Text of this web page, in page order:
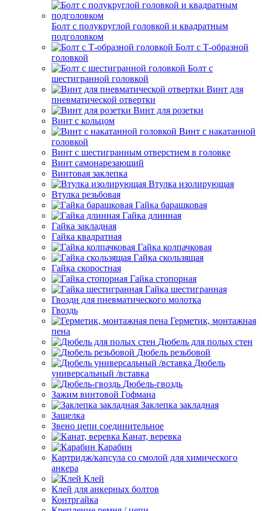
Болт с полукруглой головкой и квадратным
подголовком
Болт с Т-образной
головкой
Болт с
шестигранной головкой
Винт для
пневматической отвертки
Винт для розетки
Винт с кольцом
Винт с накатанной
головкой
Винт с шестигранным отверстием в головке
Винт самонарезающий
Винтовая заклепка
Втулка изолирующая
Втулка резьбовая
Гайка барашковая
Гайка длинная
Гайка закладная
Гайка квадратная
Гайка колпачковая
Гайка скользящая
Гайка скоростная
Гайка стопорная
Гайка шестигранная
Гвозди для пневматического молотка
Гвоздь
Герметик, монтажная
пена
Дюбель для полых стен
Дюбель резьбовой
Дюбель
универсальный /вставка
Дюбель-гвоздь
Зажим винтовой Гофмана
Заклепка закладная
Защелка
Звено цепи соединительное
Канат, веревка
Карабин
Картридж/капсула со смолой для химического
анкера
Клей
Клей для анкерных болтов
Контргайка